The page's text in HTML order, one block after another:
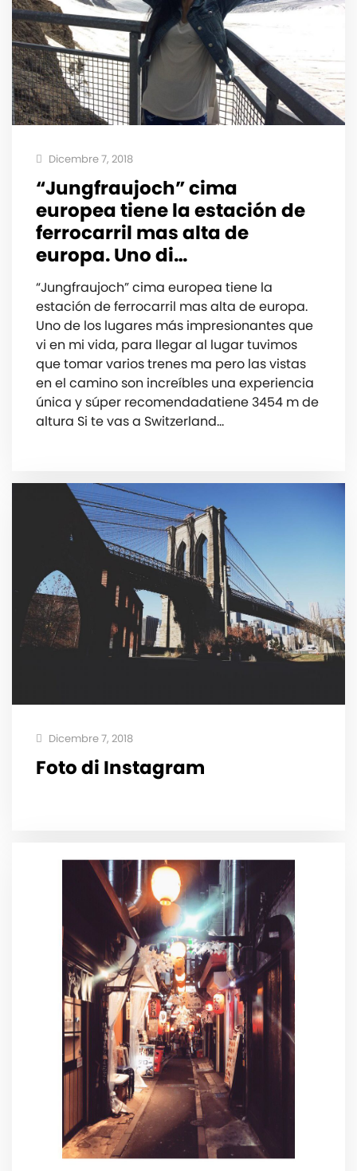
Dicembre 7, 2018
“Jungfraujoch” cima
europea tiene la estación de
ferrocarril mas alta de
europa. Uno di…
“Jungfraujoch” cima europea tiene la
estación de ferrocarril mas alta de europa.
Uno de los lugares más impresionantes que
vi en mi vida, para llegar al lugar tuvimos
que tomar varios trenes ma pero las vistas
en el camino son increíbles una experiencia
única y súper recomendadatiene 3454 m de
altura Si te vas a Switzerland…
Dicembre 7, 2018
Foto di Instagram